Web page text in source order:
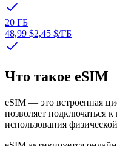
20 ГБ
48,99 $2,45 $/ГБ
Что такое eSIM
eSIM — это встроенная
позволяет подключаться
использования